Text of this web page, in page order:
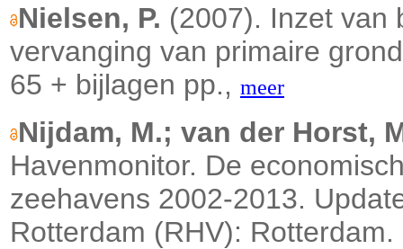
Nielsen, P. (2007). Inzet van
vervanging van primaire
65 + bijlagen pp., meer
Nijdam, M.; van der Horst,
Havenmonitor. De
zeehavens 2002-2013.
Rotterdam (RHV):